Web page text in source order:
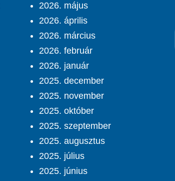
2026. május
2026. április
2026. március
2026. február
2026. január
2025. december
2025. november
2025. október
2025. szeptember
2025. augusztus
2025. július
2025. június